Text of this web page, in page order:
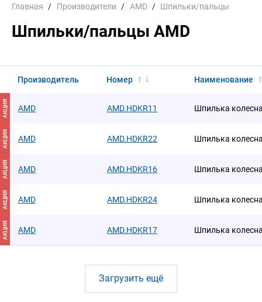
Главная Производители AMD Шпильки/пальцы
Шпильки/пальцы AMD
Производитель Номер Наименование
АКЦИЯ AMD AMD.HDKR11 Шпилька
АКЦИЯ AMD AMD.HDKR22 Шпилька
АКЦИЯ AMD AMD.HDKR16 Шпилька
АКЦИЯ AMD AMD.HDKR24 Шпилька
АКЦИЯ AMD AMD.HDKR17 Шпилька
Загрузить ещё